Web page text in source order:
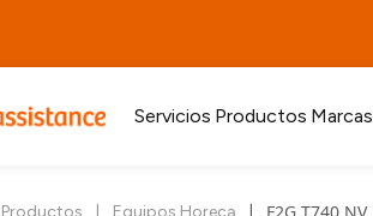
Servicios Productos Marcas
Productos Equipos Horeca F2G T740 NV